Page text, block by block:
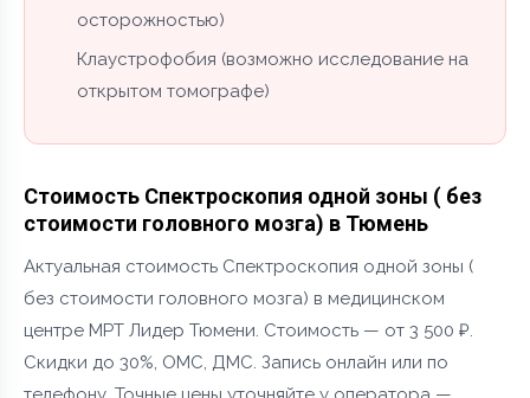
осторожностью)
Клаустрофобия (возможно исследование на
открытом томографе)
Стоимость Спектроскопия одной зоны ( без
стоимости головного мозга) в Тюмень
Актуальная стоимость Спектроскопия одной зоны (
без стоимости головного мозга) в медицинском
центре МРТ Лидер Тюмени. Стоимость — от 3 500 ₽.
Скидки до 30%, ОМС, ДМС. Запись онлайн или по